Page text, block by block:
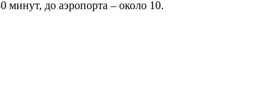
минут, до аэропорта – около 10.